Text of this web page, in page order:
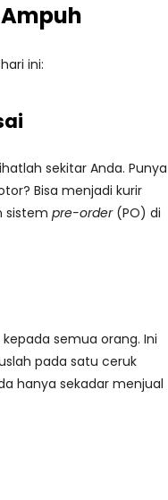
ini:
sekitar Anda. Punya
Bisa menjadi kurir
sistem pre-order(PO) di
semua orang. Ini
pada satu ceruk
hanya sekadar menjual